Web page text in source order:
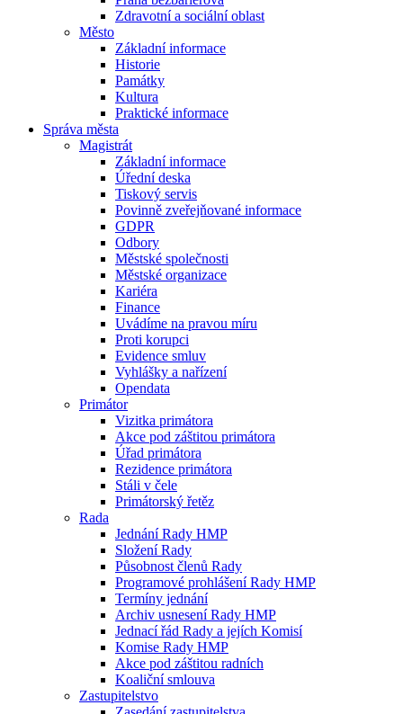
Zdravotní a sociální oblast
Město
Základní informace
Historie
Památky
Kultura
Praktické informace
Správa města
Magistrát
Základní informace
Úřední deska
Tiskový servis
Povinně zveřejňované informace
GDPR
Odbory
Městské společnosti
Městské organizace
Kariéra
Finance
Uvádíme na pravou míru
Proti korupci
Evidence smluv
Vyhlášky a nařízení
Opendata
Primátor
Vizitka primátora
Akce pod záštitou primátora
Úřad primátora
Rezidence primátora
Stáli v čele
Primátorský řetěz
Rada
Jednání Rady HMP
Složení Rady
Působnost členů Rady
Programové prohlášení Rady HMP
Termíny jednání
Archiv usnesení Rady HMP
Jednací řád Rady a jejích Komisí
Komise Rady HMP
Akce pod záštitou radních
Koaliční smlouva
Zastupitelstvo